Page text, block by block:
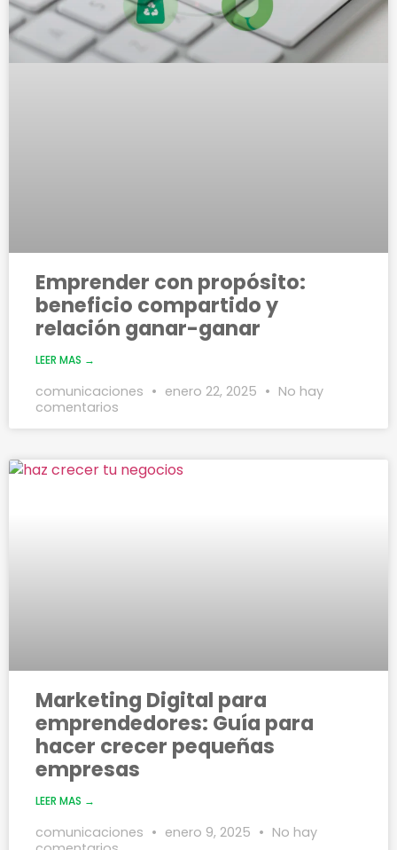
Emprender con propósito:
beneficio compartido y
relación ganar-ganar
LEER MAS →
comunicaciones enero 22, 2025
No hay
comentarios
Marketing Digital para
emprendedores: Guía para
hacer crecer pequeñas
empresas
LEER MAS →
comunicaciones enero 9, 2025
No hay